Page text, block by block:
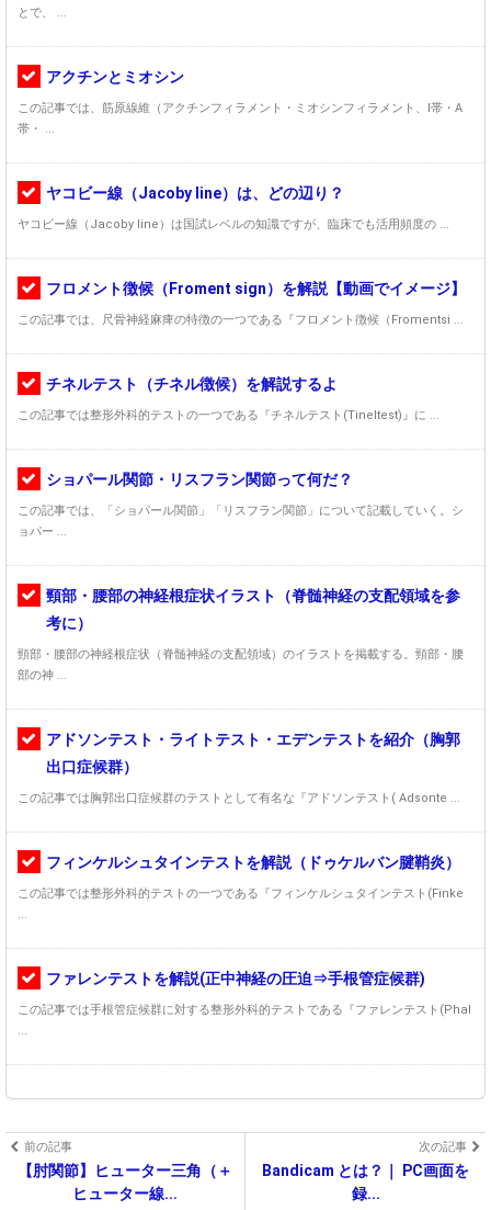
とで、 ...
アクチンとミオシン
この記事では、筋原線維（アクチンフィラメント・ミオシンフィラメント、I帯・A
帯・ ...
ヤコビー線（Jacoby line）は、どの辺り？
ヤコビー線（Jacoby line）は国試レベルの知識ですが、臨床でも活用頻度の ...
フロメント徴候（Froment sign）を解説【動画でイメージ】
この記事では、尺骨神経麻痺の特徴の一つである『フロメント徴候（Fromentsi ...
チネルテスト（チネル徴候）を解説するよ
この記事では整形外科的テストの一つである『チネルテスト(Tineltest)』に ...
ショパール関節・リスフラン関節って何だ？
この記事では、「ショパール関節」「リスフラン関節」について記載していく。シ
ョパー ...
頸部・腰部の神経根症状イラスト（脊髄神経の支配領域を参
考に）
頸部・腰部の神経根症状（脊髄神経の支配領域）のイラストを掲載する。頸部・腰
部の神 ...
アドソンテスト・ライトテスト・エデンテストを紹介（胸郭
出口症候群）
この記事では胸郭出口症候群のテストとして有名な『アドソンテスト( Adsonte ...
フィンケルシュタインテストを解説（ドゥケルバン腱鞘炎）
この記事では整形外科的テストの一つである『フィンケルシュタインテスト(Finke
...
ファレンテストを解説(正中神経の圧迫⇒手根管症候群)
この記事では手根管症候群に対する整形外科的テストである『ファレンテスト(Phal
...
前の記事
【肘関節】ヒューター三角（＋
ヒューター線...
次の記事
Bandicam とは？｜ PC画面を
録...